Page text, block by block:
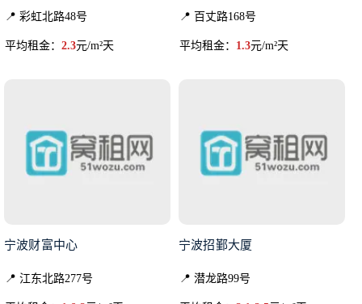
📍 彩虹北路48号
平均租金： 2.3元/m²天
📍 百丈路168号
平均租金： 1.3元/m²天
宁波财富中心
📍 江东北路277号
宁波招鄞大厦
📍 潜龙路99号